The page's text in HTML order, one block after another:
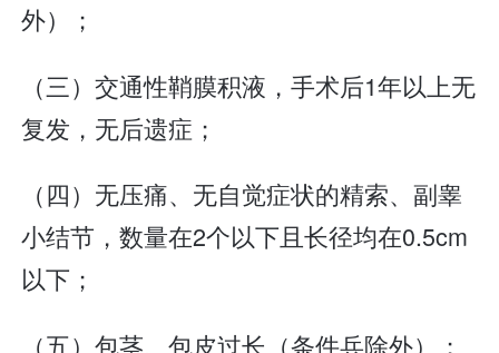
外）；
（三）交通性鞘膜积液，手术后1年以上无
复发，无后遗症；
（四）无压痛、无自觉症状的精索、副睾
小结节，数量在2个以下且长径均在0.5cm
以下；
（五）包茎、包皮过长（条件兵除外）；